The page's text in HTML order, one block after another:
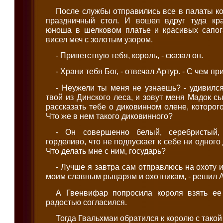
После службы отправились все в палаты
праздничный стол. И вошел вдруг туда
юноша в шелковом платье и красивых
висел меч с золотым узором.
- Приветствую тебя, король, - сказал он.
- Храни тебя Бог, - отвечал Артур. - С чем
- Неужели ты меня не узнаешь? -
твой из Динского леса, и зовут меня Мадок
рассказать тебе о диковинном олене,
Что же в нем такого диковинного?
- Он совершенно белый,
горделиво, что не подпускает к себе ни одного
Что делать мне с ним, государь?
- Лучше я завтра сам отправлюсь на охоту
моим славным рыцарям и охотникам, - решил
А Гвенвифар попросила короля взять
радостью согласился.
Тогда Гвальхмаи обратился к королю с